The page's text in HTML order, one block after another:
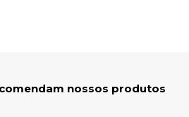
nossos produtos